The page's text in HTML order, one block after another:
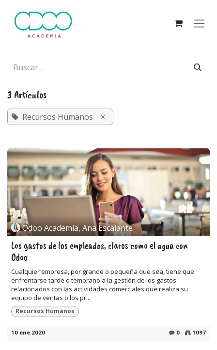
3 Artículos
Recursos Humanos ×
Odoo Academia, Ana Escalante
Los gastos de los empleados, claros como el agua con
Odoo
Cualquier empresa, por grande o pequeña que sea, tiene que
enfrentarse tarde o temprano a la gestión de los gastos
relacionados con las actividades comerciales que realiza su
equipo de ventas o los pr...
Recursos Humanos
10 ene 2020 0 1097